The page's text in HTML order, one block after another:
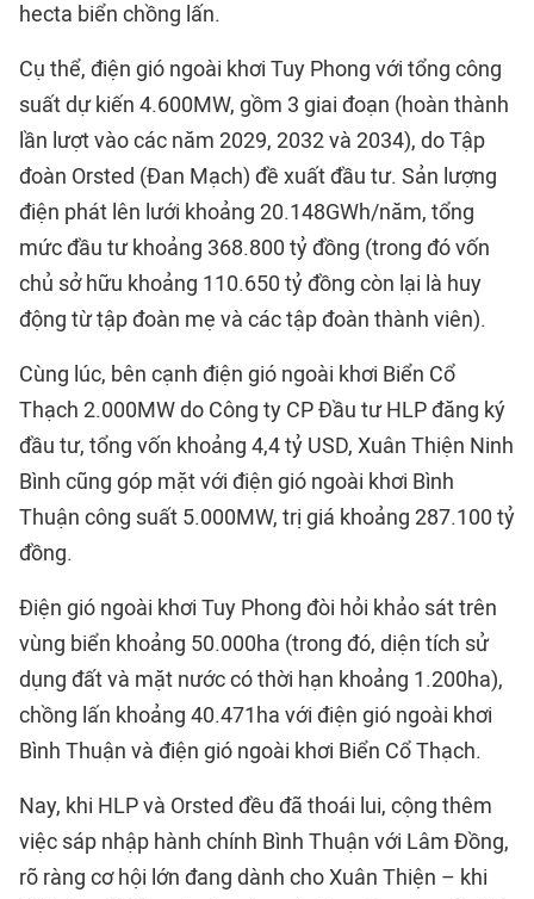
hecta biển chồng lấn.
Cụ thể, điện gió ngoài khơi Tuy Phong với tổng công
suất dự kiến 4.600MW, gồm 3 giai đoạn (hoàn thành
lần lượt vào các năm 2029, 2032 và 2034), do Tập
đoàn Orsted (Đan Mạch) đề xuất đầu tư. Sản lượng
điện phát lên lưới khoảng 20.148GWh/năm, tổng
mức đầu tư khoảng 368.800 tỷ đồng (trong đó vốn
chủ sở hữu khoảng 110.650 tỷ đồng còn lại là huy
động từ tập đoàn mẹ và các tập đoàn thành viên).
Cùng lúc, bên cạnh điện gió ngoài khơi Biển Cổ
Thạch 2.000MW do Công ty CP Đầu tư HLP đăng ký
đầu tư, tổng vốn khoảng 4,4 tỷ USD, Xuân Thiện Ninh
Bình cũng góp mặt với điện gió ngoài khơi Bình
Thuận công suất 5.000MW, trị giá khoảng 287.100 tỷ
đồng.
Điện gió ngoài khơi Tuy Phong đòi hỏi khảo sát trên
vùng biển khoảng 50.000ha (trong đó, diện tích sử
dụng đất và mặt nước có thời hạn khoảng 1.200ha),
chồng lấn khoảng 40.471ha với điện gió ngoài khơi
Bình Thuận và điện gió ngoài khơi Biển Cổ Thạch.
Nay, khi HLP và Orsted đều đã thoái lui, cộng thêm
việc sáp nhập hành chính Bình Thuận với Lâm Đồng,
rõ ràng cơ hội lớn đang dành cho Xuân Thiện – khi